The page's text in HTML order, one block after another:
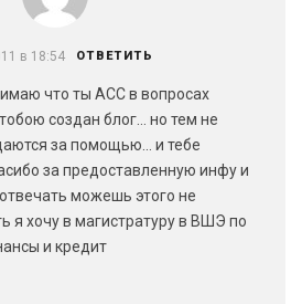
в 18:54 ОТВЕТИТЬ
что ты АСС в вопросах
создан блог… но тем не
за помощью… и тебе
за предоставленную инфу и
можешь этого не
я хочу в магистратуру в ВШЭ по
и кредит